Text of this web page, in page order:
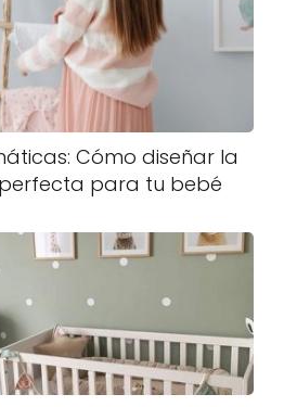
Cómo diseñar la
para tu bebé